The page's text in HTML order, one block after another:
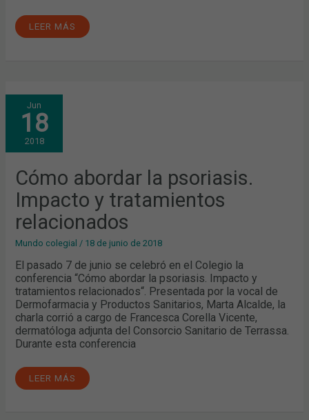
LEER MÁS
Jun
18
2018
Cómo abordar la psoriasis.
Impacto y tratamientos
relacionados
Mundo colegial / 18 de junio de 2018
El pasado 7 de junio se celebró en el Colegio la
conferencia “Cómo abordar la psoriasis. Impacto y
tratamientos relacionados“. Presentada por la vocal de
Dermofarmacia y Productos Sanitarios, Marta Alcalde, la
charla corrió a cargo de Francesca Corella Vicente,
dermatóloga adjunta del Consorcio Sanitario de Terrassa.
Durante esta conferencia
CÓMO
ABORDAR
LA
PSORIASIS.
IMPACTO
Y
TRATAMIENTOS
LEER MÁS